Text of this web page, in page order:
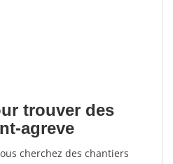
trouver des
agreve
cherchez des chantiers